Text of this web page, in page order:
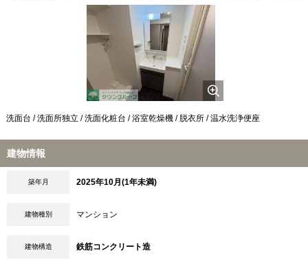
洗面台 / 洗面所独立 / 洗面化粧台 / 浴室乾燥機 / 脱衣所 / 温水洗浄便座
建物情報
築年月 2025年10月(1年未満)
建物種別 マンション
建物構造 鉄筋コンクリート造